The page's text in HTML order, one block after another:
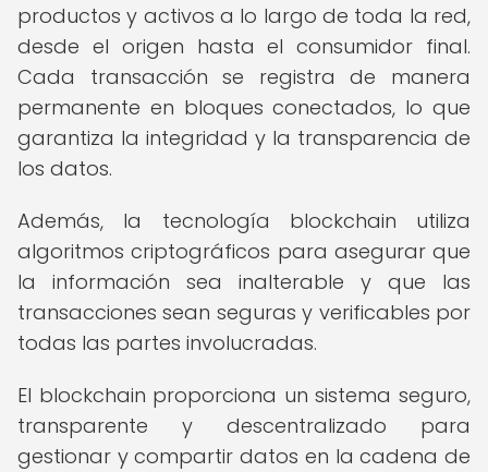
productos y activos a lo largo de toda la red,
desde el origen hasta el consumidor final.
Cada transacción se registra de manera
permanente en bloques conectados, lo que
garantiza la integridad y la transparencia de
los datos.
Además, la tecnología blockchain utiliza
algoritmos criptográficos para asegurar que
la información sea inalterable y que las
transacciones sean seguras y verificables por
todas las partes involucradas.
El blockchain proporciona un sistema seguro,
transparente y descentralizado para
gestionar y compartir datos en la cadena de